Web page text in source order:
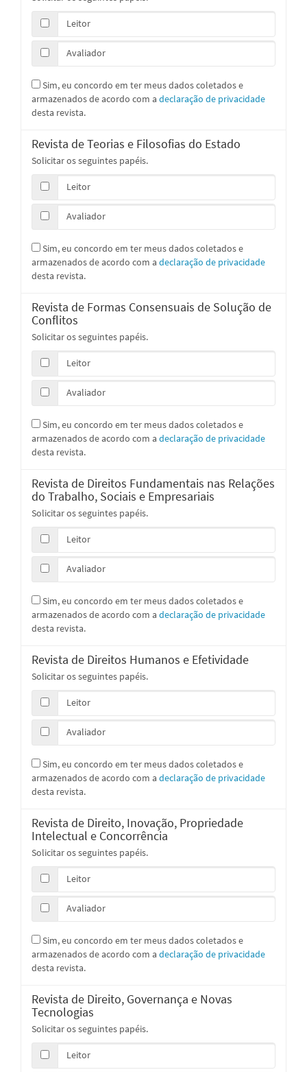
Leitor
Avaliador
armazenados de acordo com a declaração de privacidade
desta revista.
Revista de Teorias e Filosofias do Estado
Solicitar os seguintes papéis.
Leitor
Avaliador
armazenados de acordo com a declaração de privacidade
desta revista.
Revista de Formas Consensuais de Solução de
Conflitos
Solicitar os seguintes papéis.
Leitor
Avaliador
armazenados de acordo com a declaração de privacidade
desta revista.
Revista de Direitos Fundamentais nas Relações
do Trabalho, Sociais e Empresariais
Solicitar os seguintes papéis.
Leitor
Avaliador
armazenados de acordo com a declaração de privacidade
desta revista.
Revista de Direitos Humanos e Efetividade
Solicitar os seguintes papéis.
Leitor
Avaliador
armazenados de acordo com a declaração de privacidade
desta revista.
Revista de Direito, Inovação, Propriedade
Intelectual e Concorrência
Solicitar os seguintes papéis.
Leitor
Avaliador
armazenados de acordo com a declaração de privacidade
desta revista.
Revista de Direito, Governança e Novas
Tecnologias
Solicitar os seguintes papéis.
Leitor